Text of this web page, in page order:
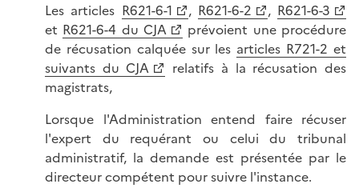
Les articles R621-6-1 , R621-6-2 , R621-6-3
et R621-6-4 du CJA
prévoient une procédure
de récusation calquée sur les articles R721-2 et
suivants du CJA
relatifs à la récusation des
magistrats,
Lorsque l'Administration entend faire récuser
l'expert du requérant ou celui du tribunal
administratif, la demande est présentée par le
directeur compétent pour suivre l'instance.